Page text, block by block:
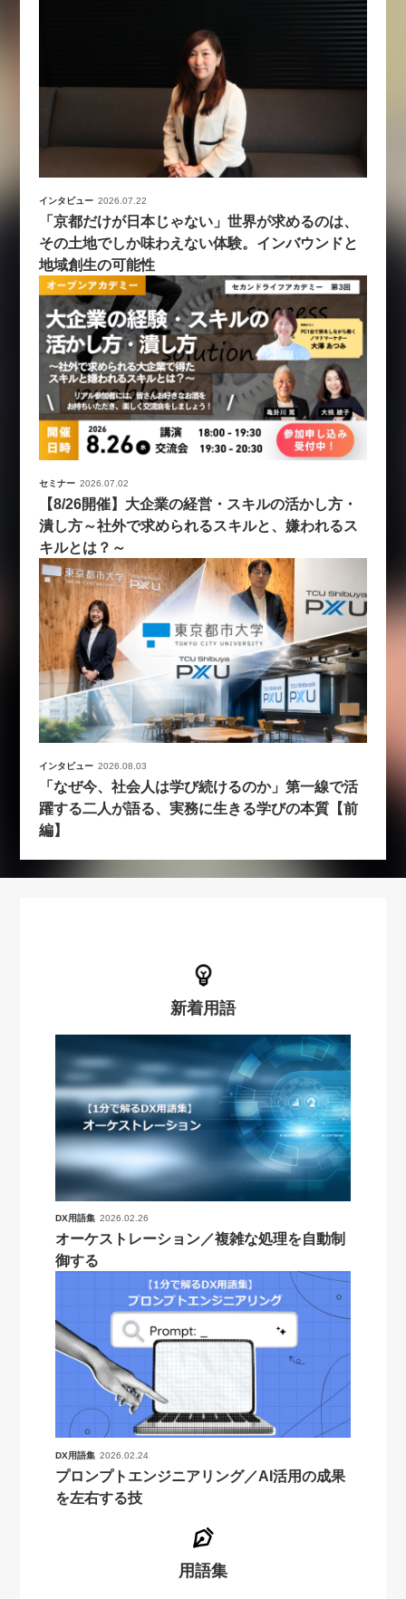
インタビュー 2026.07.22
「京都だけが日本じゃない」世界が求めるのは、
その土地でしか味わえない体験。インバウンドと
地域創生の可能性
セミナー 2026.07.02
【8/26開催】大企業の経営・スキルの活かし方・
潰し方～社外で求められるスキルと、嫌われるス
キルとは？～
インタビュー 2026.08.03
「なぜ今、社会人は学び続けるのか」第一線で活
躍する二人が語る、実務に生きる学びの本質【前
編】
新着用語
DX用語集 2026.02.26
オーケストレーション／複雑な処理を自動制
御する
DX用語集 2026.02.24
プロンプトエンジニアリング／AI活用の成果
を左右する技
用語集